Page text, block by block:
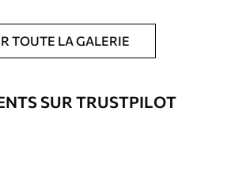
Possibilité d'ajouter un vernis
protecteur pour renforcer la durabilité
du tableau.
TOUTE LA GALERIE
SUR TRUSTPILOT